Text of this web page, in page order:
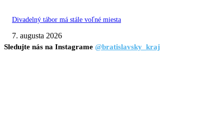
Divadelný tábor má stále voľné miesta
7. augusta 2026
Sledujte nás na Instagrame @bratislavsky_kraj